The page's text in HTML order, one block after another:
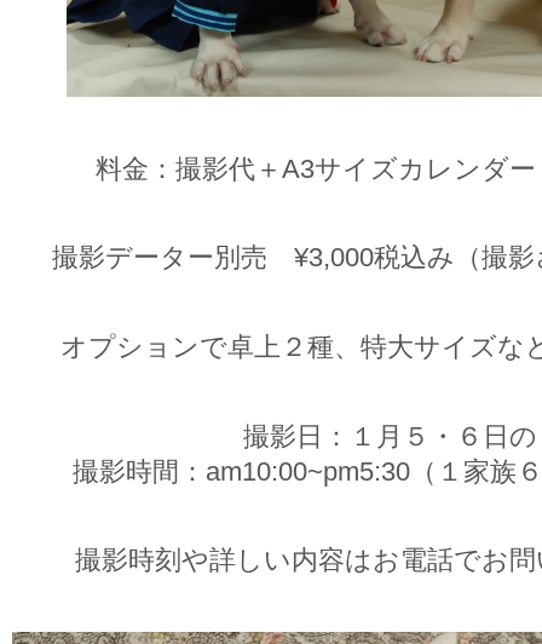
料金：撮影代＋A3サイズカレンダ
撮影データー別売 ¥3,000税込み（撮
オプションで卓上２種、特大サイズな
撮影日：１月５・６日
撮影時間：am10:00~pm5:30（１家族
撮影時刻や詳しい内容はお電話でお